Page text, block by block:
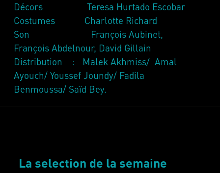
Décors Teresa Hurtado Escobar
Costumes Charlotte Richard
Son François Aubinet,
François Abdelnour, David Gillain
Distribution : Malek Akhmiss/ Amal
Ayouch/ Youssef Joundy/ Fadila
Benmoussa/ Saïd Bey.
La selection de la semaine